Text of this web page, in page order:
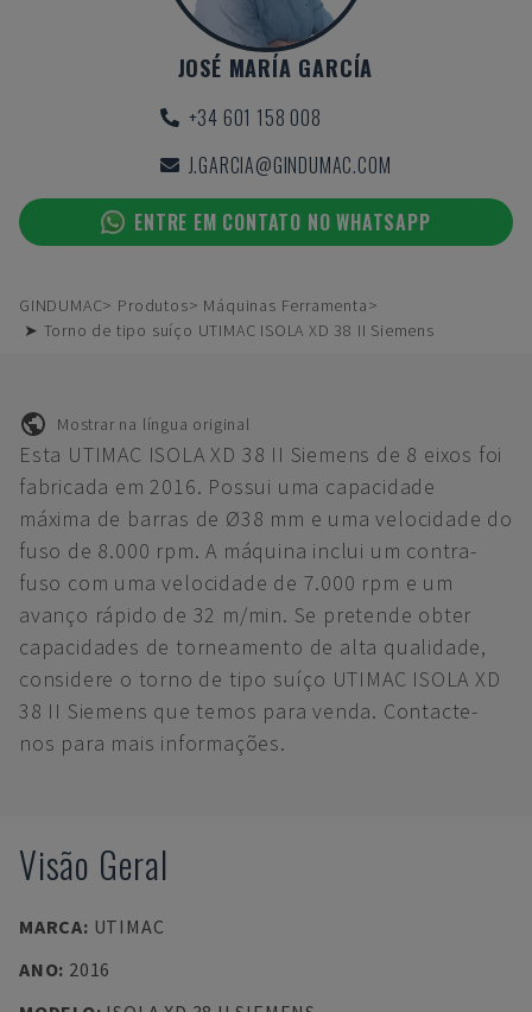
JOSÉ MARÍA GARCÍA
+34 601 158 008
J.GARCIA@GINDUMAC.COM
ENTRE EM CONTATO NO WHATSAPP
GINDUMAC Produtos
Máquinas Ferramenta
➤ Torno de tipo suíço UTIMAC ISOLA XD 38 II Siemens
Mostrar na língua original
Esta UTIMAC ISOLA XD 38 II Siemens de 8 eixos foi
fabricada em 2016. Possui uma capacidade
máxima de barras de Ø38 mm e uma velocidade do
fuso de 8.000 rpm. A máquina inclui um contra-
fuso com uma velocidade de 7.000 rpm e um
avanço rápido de 32 m/min. Se pretende obter
capacidades de torneamento de alta qualidade,
considere o torno de tipo suíço UTIMAC ISOLA XD
38 II Siemens que temos para venda. Contacte-
nos para mais informações.
Visão Geral
MARCA: UTIMAC
ANO: 2016